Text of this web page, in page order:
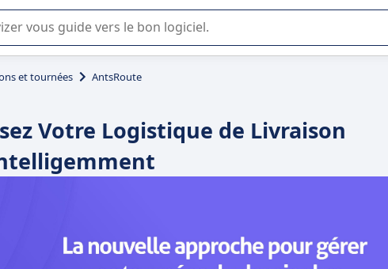
l'utilisation ou la sélection de logiciel SaaS en entreprise.
et tournées AntsRoute
Votre Logistique de Livraison